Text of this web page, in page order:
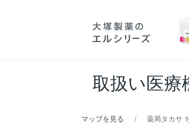
取扱い医療
マップを見る 薬局タカサ